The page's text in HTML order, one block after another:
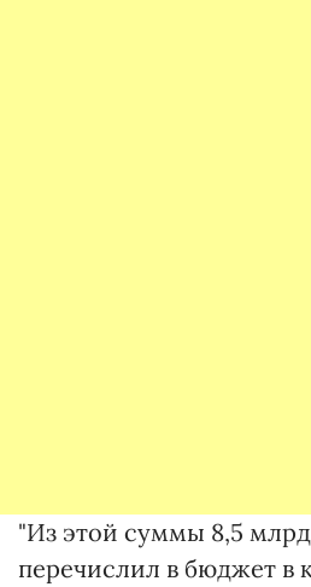
"Из этой суммы 8,5
перечислил в бюджет в